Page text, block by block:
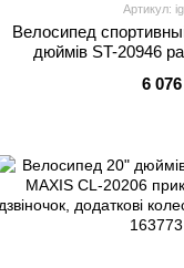
Артикул:
Велосипед
дюймів ST-20946
6